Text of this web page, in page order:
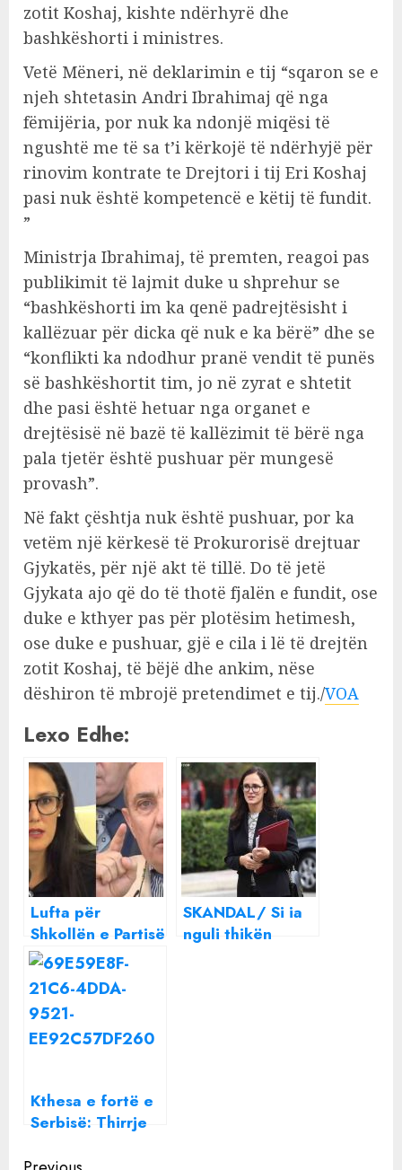
zotit Koshaj, kishte ndërhyrë dhe
bashkëshorti i ministres.
Vetë Mëneri, në deklarimin e tij “sqaron se e
njeh shtetasin Andri Ibrahimaj që nga
fëmijëria, por nuk ka ndonjë miqësi të
ngushtë me të sa t’i kërkojë të ndërhyjë për
rinovim kontrate te Drejtori i tij Eri Koshaj
pasi nuk është kompetencë e këtij të fundit.
”
Ministrja Ibrahimaj, të premten, reagoi pas
publikimit të lajmit duke u shprehur se
“bashkëshorti im ka qenë padrejtësisht i
kallëzuar për dicka që nuk e ka bërë” dhe se
“konflikti ka ndodhur pranë vendit të punës
së bashkëshortit tim, jo në zyrat e shtetit
dhe pasi është hetuar nga organet e
drejtësisë në bazë të kallëzimit të bërë nga
pala tjetër është pushuar për mungesë
provash”.
Në fakt çështja nuk është pushuar, por ka
vetëm një kërkesë të Prokurorisë drejtuar
Gjykatës, për një akt të tillë. Do të jetë
Gjykata ajo që do të thotë fjalën e fundit, ose
duke e kthyer pas për plotësim hetimesh,
ose duke e pushuar, gjë e cila i lë të drejtën
zotit Koshaj, të bëjë dhe ankim, nëse
dëshiron të mbrojë pretendimet e tij./VOA
Lexo Edhe:
Lufta për
Shkollën e Partisë
ekspozon
familjarët e
ministres së
Financave Delina
Ibrahimaj
SKANDAL/ Si ia
nguli thikën
Kthesa e fortë e
Serbisë: Thirrje
pushimin rus në